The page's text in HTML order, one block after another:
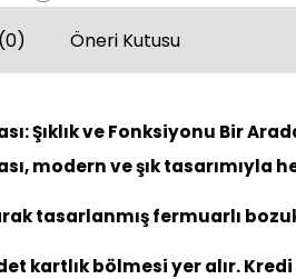
Öneri Kutusu
Şıklık ve Fonksiyonu Bir
modern ve şık
tasarlanmış fermuarlı
kartlık bölmesi yer alır.